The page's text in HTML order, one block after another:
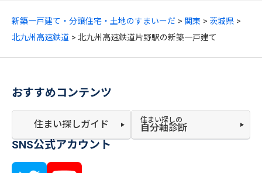
新築一戸建て・分譲住宅・土地のすまいーだ 関東
茨城県
北九州高速鉄道
北九州高速鉄道片野駅の新築一戸建て
おすすめコンテンツ
住まい探しガイド 住まい探しの
自分軸診断
SNS公式アカウント